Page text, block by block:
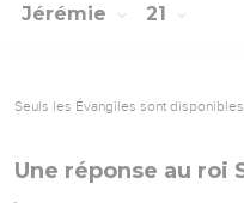
Jérémie 21
Seuls les Évangiles sont
Une réponse au roi